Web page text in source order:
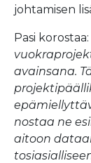
johtamisen
Pasi korostaa:
avainsana.
nostaa ne
aitoon